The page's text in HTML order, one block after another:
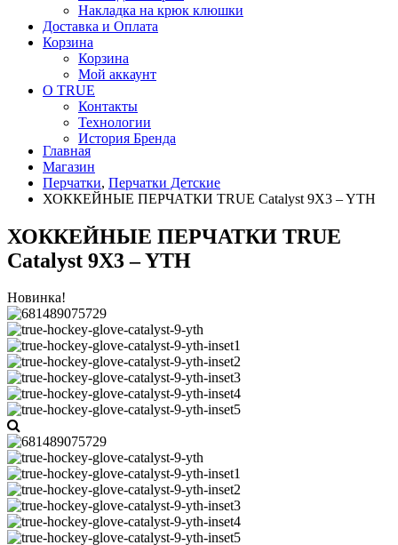
Накладка на крюк клюшки
Доставка и Оплата
Корзина
Корзина
Мой аккаунт
О TRUE
Контакты
Технологии
История Бренда
Главная
Магазин
Перчатки, Перчатки Детские
ХОККЕЙНЫЕ ПЕРЧАТКИ TRUE Catalyst 9X3 – YTH
ХОККЕЙНЫЕ ПЕРЧАТКИ TRUE
Catalyst 9X3 – YTH
Новинка!